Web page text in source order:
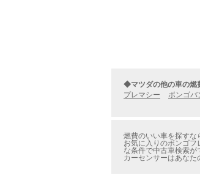
◆マツダの他の車の燃
プレマシー
ボンゴバ
燃費のいい車を探すな
お気に入りのボンゴ
な条件で中古車検索が
カーセンサーはあなた